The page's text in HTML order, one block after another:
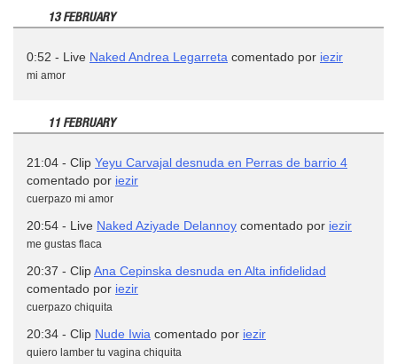
13 FEBRUARY
0:52 - Live Naked Andrea Legarreta comentado por iezir
mi amor
11 FEBRUARY
21:04 - Clip Yeyu Carvajal desnuda en Perras de barrio 4
comentado por iezir
cuerpazo mi amor
20:54 - Live Naked Aziyade Delannoy comentado por iezir
me gustas flaca
20:37 - ClipAna Cepinska desnuda en Alta infidelidad
comentado por iezir
cuerpazo chiquita
20:34 - Clip Nude Iwia comentado por iezir
quiero lamber tu vagina chiquita